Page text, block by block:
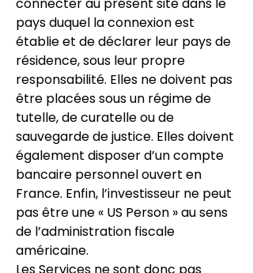
pays duquel la connexion est
établie et de déclarer leur pays de
résidence, sous leur propre
responsabilité. Elles ne doivent pas
être placées sous un régime de
tutelle, de curatelle ou de
sauvegarde de justice. Elles doivent
également disposer d’un compte
bancaire personnel ouvert en
France. Enfin, l’investisseur ne peut
pas être une « US Person » au sens
de l’administration fiscale
américaine.